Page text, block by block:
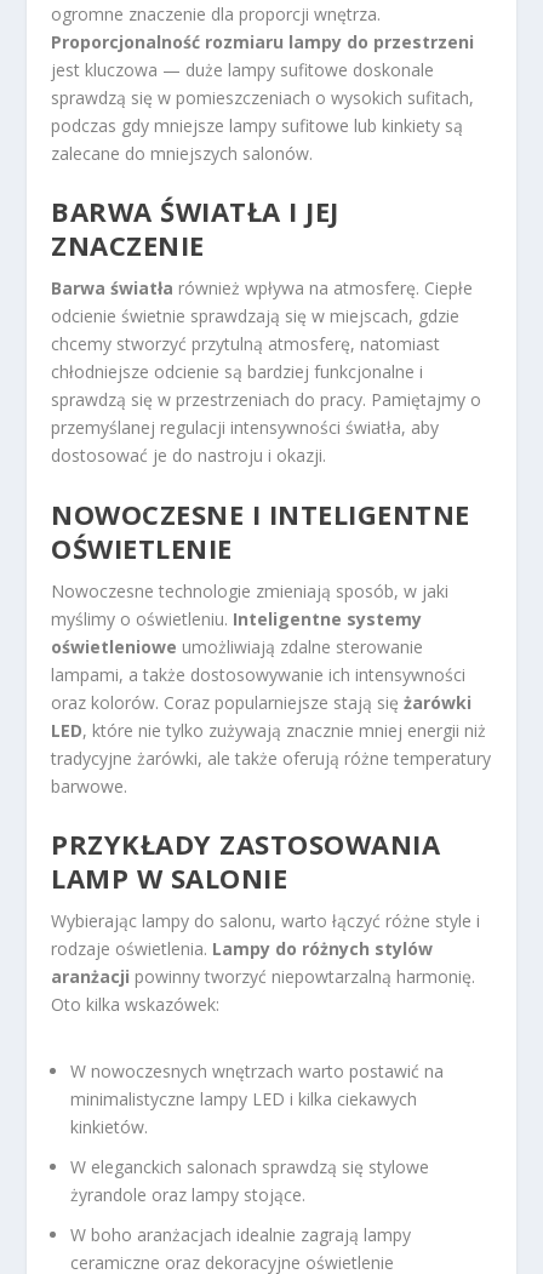
ogromne znaczenie dla proporcji wnętrza.
Proporcjonalność rozmiaru lampy do przestrzeni
jest kluczowa — duże lampy sufitowe doskonale
sprawdzą się w pomieszczeniach o wysokich sufitach,
podczas gdy mniejsze lampy sufitowe lub kinkiety są
zalecane do mniejszych salonów.
BARWA ŚWIATŁA I JEJ
ZNACZENIE
Barwa światła również wpływa na atmosferę. Ciepłe
odcienie świetnie sprawdzają się w miejscach, gdzie
chcemy stworzyć przytulną atmosferę, natomiast
chłodniejsze odcienie są bardziej funkcjonalne i
sprawdzą się w przestrzeniach do pracy. Pamiętajmy o
przemyślanej regulacji intensywności światła, aby
dostosować je do nastroju i okazji.
NOWOCZESNE I INTELIGENTNE
OŚWIETLENIE
Nowoczesne technologie zmieniają sposób, w jaki
myślimy o oświetleniu. Inteligentne systemy
oświetleniowe umożliwiają zdalne sterowanie
lampami, a także dostosowywanie ich intensywności
oraz kolorów. Coraz popularniejsze stają siężarówki
LED, które nie tylko zużywają znacznie mniej energii niż
tradycyjne żarówki, ale także oferują różne temperatury
barwowe.
PRZYKŁADY ZASTOSOWANIA
LAMP W SALONIE
Wybierając lampy do salonu, warto łączyć różne style i
rodzaje oświetlenia. Lampy do różnych stylów
aranżacji powinny tworzyć niepowtarzalną harmonię.
Oto kilka wskazówek:
W nowoczesnych wnętrzach warto postawić na
minimalistyczne lampy LED i kilka ciekawych
kinkietów.
W eleganckich salonach sprawdzą się stylowe
żyrandole oraz lampy stojące.
W boho aranżacjach idealnie zagrają lampy
ceramiczne oraz dekoracyjne oświetlenie